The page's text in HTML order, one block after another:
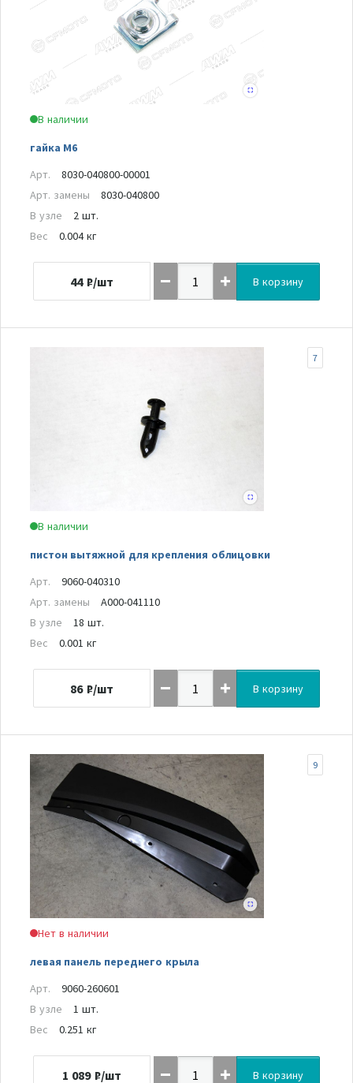
В наличии
гайка М6
Арт.
8030-040800-00001
Арт. замены
8030-040800
В узле
2 шт.
Вес
0.004 кг
44 ₽/шт В корзину
В наличии
пистон вытяжной для крепления облицовки
7
Арт.
9060-040310
Арт. замены
A000-041110
В узле
18 шт.
Вес
0.001 кг
86 ₽/шт В корзину
Нет в наличии
левая панель переднего крыла
9
Арт.
9060-260601
В узле
1 шт.
Вес
0.251 кг
1 089 ₽/шт В корзину